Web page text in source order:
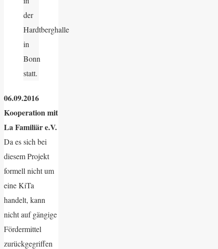
der
Hardtberghalle
in
Bonn
statt.
06.09.2016
Kooperation mit
La Familiär e.V.
Da es sich bei
diesem Projekt
formell nicht um
eine KiTa
handelt, kann
nicht auf gängige
Fördermittel
zurückgegriffen